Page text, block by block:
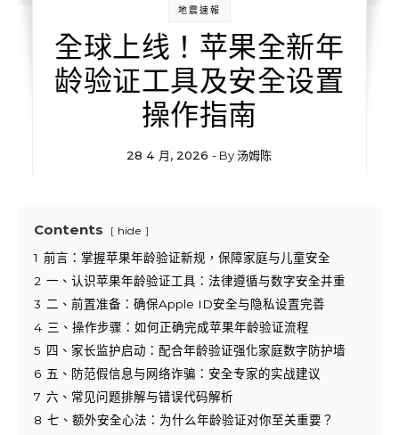
地震速報
全球上线！苹果全新年
龄验证工具及安全设置
操作指南
28 4 月, 2026 - By汤姆陈
Contents hide
1 前言：掌握苹果年龄验证新规，保障家庭与儿童安全
2 一、认识苹果年龄验证工具：法律遵循与数字安全并重
3 二、前置准备：确保Apple ID安全与隐私设置完善
4 三、操作步骤：如何正确完成苹果年龄验证流程
5 四、家长监护启动：配合年龄验证强化家庭数字防护墙
6 五、防范假信息与网络诈骗：安全专家的实战建议
7 六、常见问题排解与错误代码解析
8 七、额外安全心法：为什么年龄验证对你至关重要？